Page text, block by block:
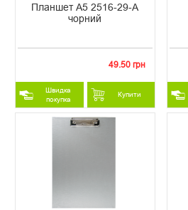
Планшет А5 2516-29-А
чорний
49.50 грн
Швидка
покупка
Купити